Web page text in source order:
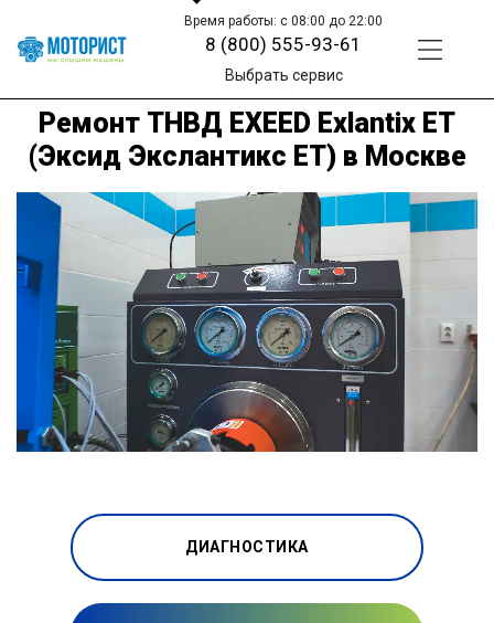
Время работы: с 08:00 до 22:00
8 (800) 555-93-61
Выбрать сервис
Ремонт ТНВД EXEED Exlantix ET
(Эксид Экслантикс ЕТ) в Москве
ДИАГНОСТИКА